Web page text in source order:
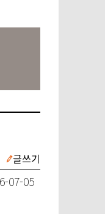
글쓰기
07-05